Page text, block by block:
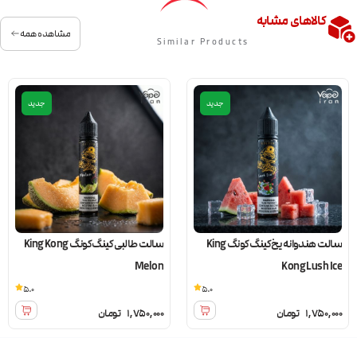
کالاهای مشابه
Similar Products
مشاهده همه
جدید
سالت هندوانه یخ کینگ کونگ King
Kong Lush Ice
1,750,000 تومان
5.0
جدید
سالت طالبی کینگ کونگ King Kong
Melon
1,750,000 تومان
5.0